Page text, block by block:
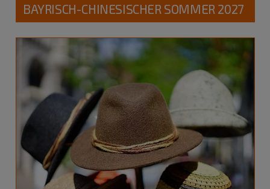
BAYRISCH-CHINESISCHER SOMMER 2027